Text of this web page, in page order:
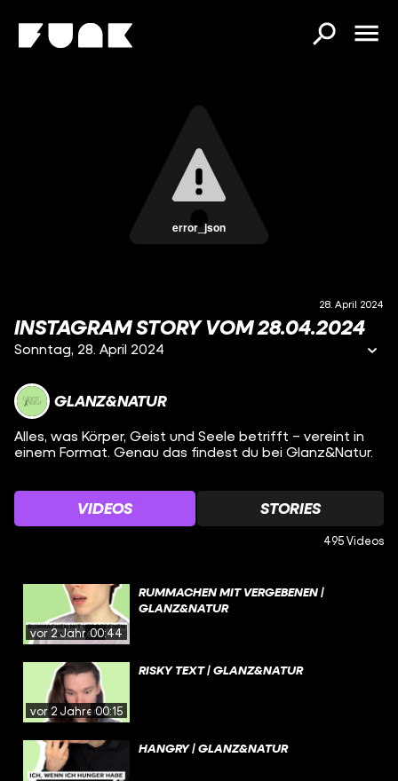
error_json
28. April 2024
INSTAGRAM STORY VOM 28.04.2024
Sonntag, 28. April 2024
GLANZ&NATUR
Alles, was Körper, Geist und Seele betrifft – vereint in
einem Format. Genau das findest du bei Glanz&Natur.
VIDEOS STORIES
495 Videos
vor 2 Jahren00:44
RUMMACHEN MIT VERGEBENEN |
GLANZ&NATUR
vor 2 Jahren00:15
RISKY TEXT | GLANZ&NATUR
HANGRY | GLANZ&NATUR